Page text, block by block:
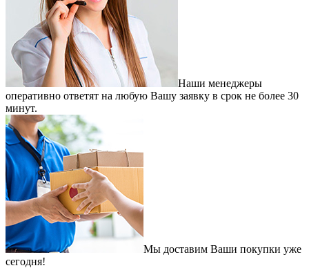
Наши менеджеры
оперативно ответят на любую Вашу заявку в срок не более 30
минут.
Мы доставим Ваши покупки уже
сегодня!